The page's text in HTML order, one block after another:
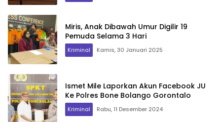
Miris, Anak Dibawah Umur Digilir 19
Pemuda Selama 3 Hari
Kriminal Kamis, 30 Januari 2025
Ismet Mile Laporkan Akun Facebook JU
Ke Polres Bone Bolango Gorontalo
Kriminal Rabu, 11 Desember 2024